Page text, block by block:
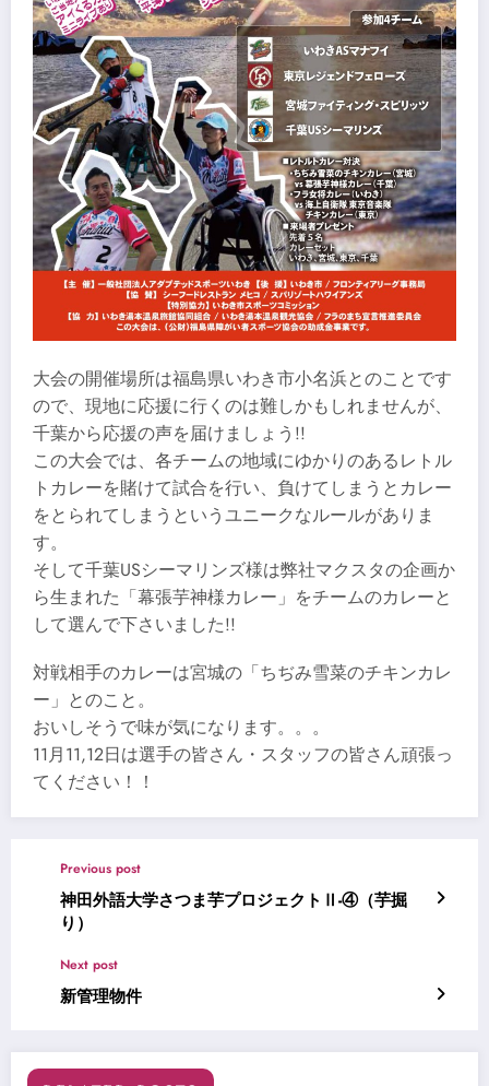
大会の開催場所は福島県いわき市小名浜とのことです
ので、現地に応援に行くのは難しかもしれませんが、
千葉から応援の声を届けましょう!!
この大会では、各チームの地域にゆかりのあるレトル
トカレーを賭けて試合を行い、負けてしまうとカレー
をとられてしまうというユニークなルールがありま
す。
そして千葉USシーマリンズ様は弊社マクスタの企画か
ら生まれた「幕張芋神様カレー」をチームのカレーと
して選んで下さいました!!
対戦相手のカレーは宮城の「ちぢみ雪菜のチキンカレ
ー」とのこと。
おいしそうで味が気になります。。。
11月11,12日は選手の皆さん・スタッフの皆さん頑張っ
てください！！
Previous post
神田外語大学さつま芋プロジェクトⅡ-④（芋掘
り）
Next post
新管理物件